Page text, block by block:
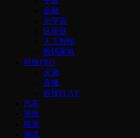
金融
元宇宙
区块链
人工智能
数码家电
科技PRO
火测
直播
科技PLAY
汽车
游戏
视觉
潮流